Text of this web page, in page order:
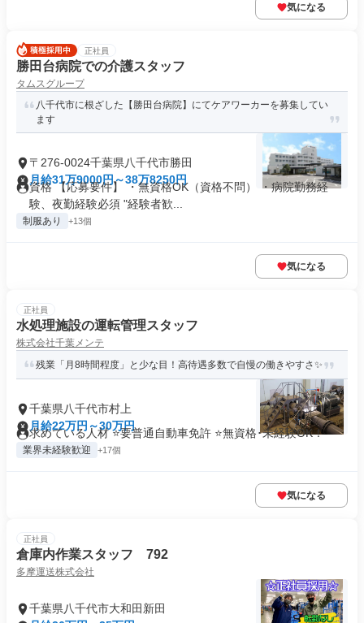
気になる
正社員
勝田台病院での介護スタッフ
タムスグループ
八千代市に根ざした【勝田台病院】にてケアワーカーを募集してい
ます
〒276-0024千葉県八千代市勝田
月給31万9000円～38万8250円
資格 【応募要件】 ・無資格OK（資格不問） ・病院勤務経
験、夜勤経験必須 "経験者歓...
制服あり +13個
気になる
正社員
水処理施設の運転管理スタッフ
株式会社千葉メンテ
残業「月8時間程度」と少な目！高待遇多数で自慢の働きやすさ✨
千葉県八千代市村上
月給22万円～30万円
求めている人材 ⭐要普通自動車免許 ⭐無資格･未経験OK！
業界未経験歓迎 +17個
気になる
正社員
倉庫内作業スタッフ 792
多摩運送株式会社
千葉県八千代市大和田新田